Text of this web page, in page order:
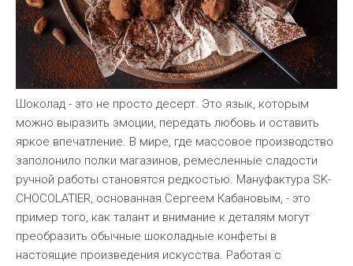
Шоколад - это не просто десерт. Это язык, которым
можно выразить эмоции, передать любовь и оставить
яркое впечатление. В мире, где массовое производство
заполонило полки магазинов, ремесленные сладости
ручной работы становятся редкостью. Мануфактура SK-
CHOCOLATIER, основанная Сергеем Кабановым, - это
пример того, как талант и внимание к деталям могут
преобразить обычные шоколадные конфеты в
настоящие произведения искусства. Работая с